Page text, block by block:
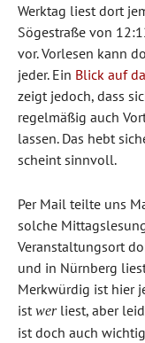
Werktag liest dort
Sögestraße von
vor. Vorlesen kann
jeder. Ein Blick auf
zeigt jedoch, dass
regelmäßig auch
lassen. Das hebt
scheint sinnvoll.
Per Mail teilte uns
solche
Veranstaltungsort
und in Nürnberg
Merkwürdig ist hier
istwerliest, aber
ist doch auch